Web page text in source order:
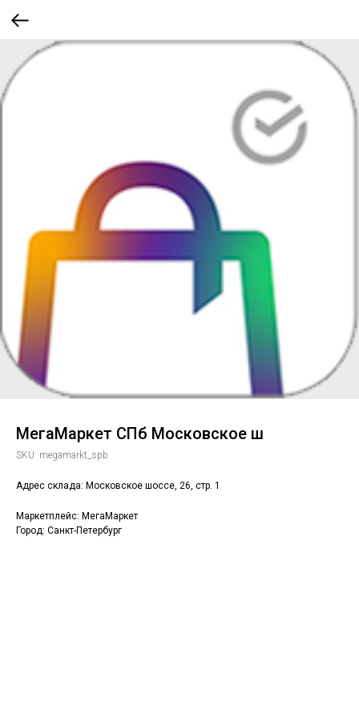
МегаМаркет СПб Московское ш
SKU: megamarkt_spb
Адрес склада: Московское шоссе, 26, стр. 1
Маркетплейс: МегаМаркет
Город: Санкт-Петербург